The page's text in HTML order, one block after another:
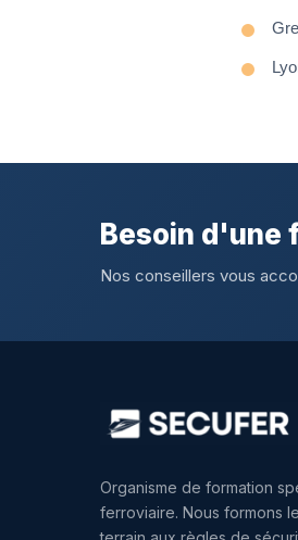
Besoin d'une
Nos conseillers vous
Organisme de formation
ferroviaire. Nous formons